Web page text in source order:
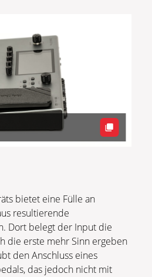
bietet eine Fülle an
resultierende
Dort belegt der Input die
die erste mehr Sinn ergeben
den Anschluss eines
das jedoch nicht mit